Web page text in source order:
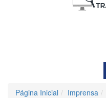
Página Inicial Imprensa